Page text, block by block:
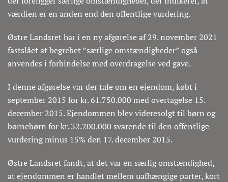
værdien er en anden end den offentlige vurdering.
Østre Landsret har i en ny afgørelse af 29. november 2021
fastslået at begrebet ”særlige omstændigheder” også
anvendes i forbindelse med overdragelse ved gave.
I denne afgørelse var der tale om en ejendom, købt i
september 2015 for kr. 61.750.000 med overtagelse 15.
december 2015. Ejendommen blev videresolgt til børn og
børnebørn for kr. 32.200.000 svarende til den offentlige
vurdering minus 15% den 17. december 2015.
Østre Landsret fandt, at det var en særlig omstændighed,
at ejendommen er handlet mellem uafhængige parter, kort